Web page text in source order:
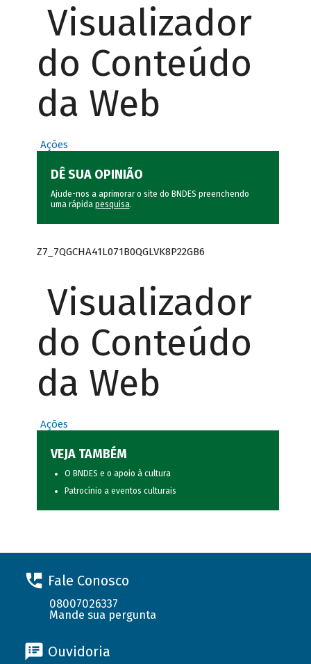
Visualizador
do Conteúdo
da Web
Ações
DÊ SUA OPINIÃO
Ajude-nos a aprimorar o site do BNDES preenchendo
uma rápida pesquisa.
Z7_7QGCHA41L071B0QGLVK8P22GB6
Visualizador
do Conteúdo
da Web
Ações
VEJA TAMBÉM
O BNDES e o apoio à cultura
Patrocínio a eventos culturais
Fale Conosco
08007026337
Mande sua pergunta
Ouvidoria